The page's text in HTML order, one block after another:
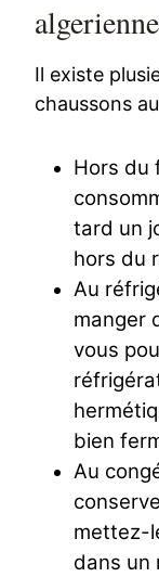
Il existe
chaussons
Hors du
tard un
hors du
Au
manger
vous
bien
Au
mettez-
dans un